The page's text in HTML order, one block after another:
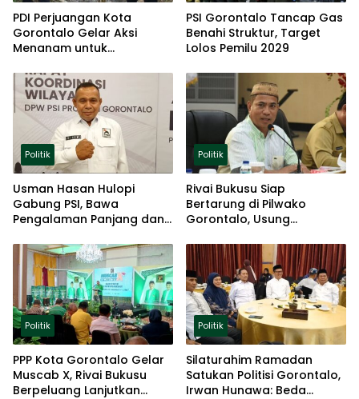
PDI Perjuangan Kota
Gorontalo Gelar Aksi
Menanam untuk
PSI Gorontalo Tancap Gas
Benahi Struktur, Target
Lolos Pemilu 2029
Politik
Usman Hasan Hulopi
Gabung PSI, Bawa
Pengalaman Panjang dan
Politik
Rivai Bukusu Siap
Bertarung di Pilwako
Gorontalo, Usung
Politik
Politik
PPP Kota Gorontalo Gelar
Muscab X, Rivai Bukusu
Berpeluang Lanjutkan
Politik
Silaturahim Ramadan
Satukan Politisi Gorontalo,
Irwan Hunawa: Beda